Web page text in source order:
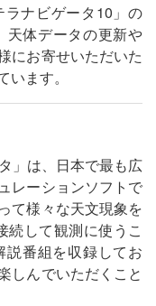
ナビゲータ10」の
天体データの更新や
にお寄せいただいた
ます。
」は、日本で最も広
レーションソフトで
て様々な天文現象を
続して観測に使うこ
説番組を収録してお
しんでいただくこと